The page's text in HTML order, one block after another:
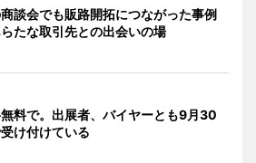
談会でも販路開拓につながった事例
たな取引先との出会いの場
料で。出展者、バイヤーとも9月30
け付けている